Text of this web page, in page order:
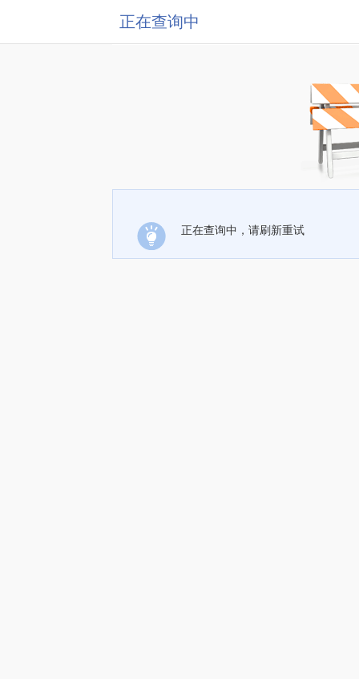
正在查询中
正在查询中，请刷新重试